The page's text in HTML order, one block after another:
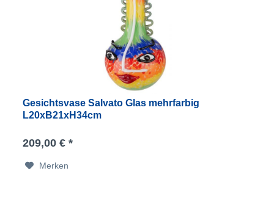
Gesichtsvase Salvato Glas mehrfarbig
L20xB21xH34cm
209,00 € *
Merken